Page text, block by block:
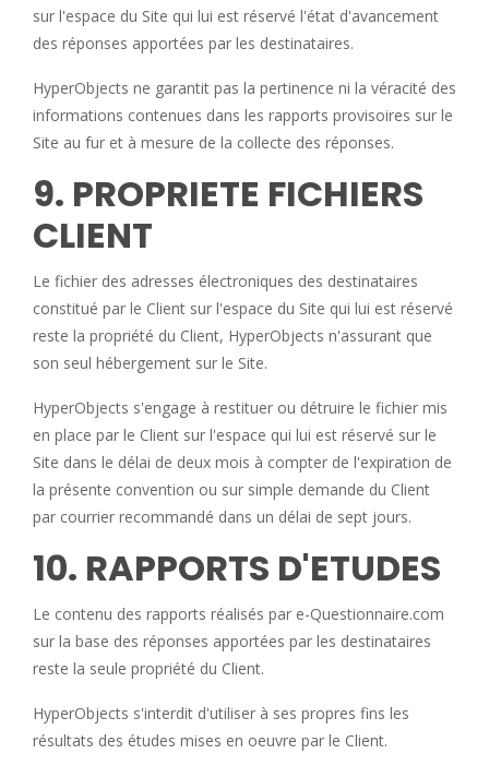
sur l'espace du Site qui lui est réservé l'état d'avancement
des réponses apportées par les destinataires.
HyperObjects ne garantit pas la pertinence ni la véracité des
informations contenues dans les rapports provisoires sur le
Site au fur et à mesure de la collecte des réponses.
9. PROPRIETE FICHIERS
CLIENT
Le fichier des adresses électroniques des destinataires
constitué par le Client sur l'espace du Site qui lui est réservé
reste la propriété du Client, HyperObjects n'assurant que
son seul hébergement sur le Site.
HyperObjects s'engage à restituer ou détruire le fichier mis
en place par le Client sur l'espace qui lui est réservé sur le
Site dans le délai de deux mois à compter de l'expiration de
la présente convention ou sur simple demande du Client
par courrier recommandé dans un délai de sept jours.
10. RAPPORTS D'ETUDES
Le contenu des rapports réalisés par e-Questionnaire.com
sur la base des réponses apportées par les destinataires
reste la seule propriété du Client.
HyperObjects s'interdit d'utiliser à ses propres fins les
résultats des études mises en oeuvre par le Client.